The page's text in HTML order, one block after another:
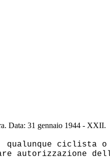
Data: 31 gennaio 1944 - XXII.
ciclista o
autorizzazione